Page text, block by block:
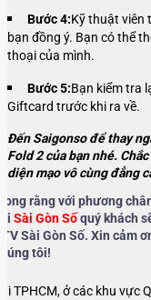
Bước 4:Kỹ thuật viên
bạn đồng ý. Bạn có thể
thoại của mình.
Bước 5:Bạn kiểm tra
Giftcard trước khi ra về.
Đến Saigonso để thay
Fold 2 của bạn nhé.
diện mạo vô cùng đẳng
rằng với phương
Sài Gòn Sốquý khách
Sài Gòn Số. Xin cảm
tôi!
TPHCM, ở các khu vực